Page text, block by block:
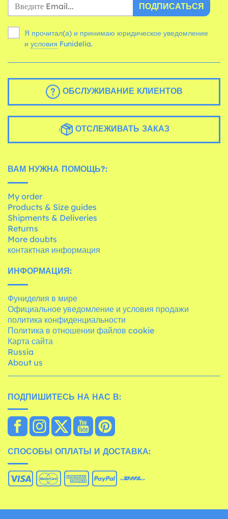
ПОДПИСАТЬСЯ
Я прочитал(а) и принимаю юридическое уведомление
и условия Funidelia.
ОБСЛУЖИВАНИЕ КЛИЕНТОВ
ОТСЛЕЖИВАТЬ ЗАКАЗ
ВАМ НУЖНА ПОМОЩЬ?:
My order
Products & Size guides
Shipments & Deliveries
Returns
More doubts
контактная информация
ИНФОРМАЦИЯ:
Фуниделия в мире
Официальное уведомление и условия продажи
политика конфиденциальности
Политика в отношении файлов cookie
Карта сайта
Russia
About us
ПОДПИШИТЕСЬ НА НАС В:
СПОСОБЫ ОПЛАТЫ И ДОСТАВКА: